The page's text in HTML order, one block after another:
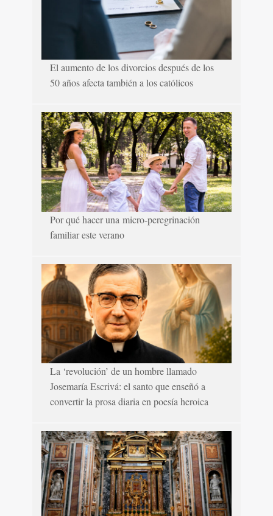
El aumento de los divorcios después de los
50 años afecta también a los católicos
Por qué hacer una micro-peregrinación
familiar este verano
La ‘revolución’ de un hombre llamado
Josemaría Escrivá: el santo que enseñó a
convertir la prosa diaria en poesía heroica